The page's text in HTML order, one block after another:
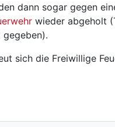
dann sogar gegen
wieder abgeholt
sich die Freiwillige